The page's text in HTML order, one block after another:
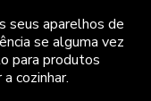
seus aparelhos de
se alguma vez
para produtos
cozinhar.